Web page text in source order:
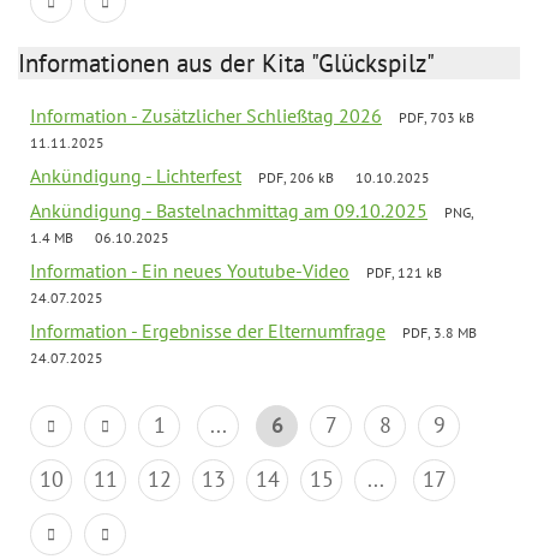
Informationen aus der Kita "Glückspilz"
Information - Zusätzlicher Schließtag 2026
PDF, 703 kB
11.11.2025
Ankündigung - Lichterfest PDF, 206 kB 10.10.2025
Ankündigung - Bastelnachmittag am 09.10.2025
PNG,
1.4 MB
06.10.2025
Information - Ein neues Youtube-Video
PDF, 121 kB
24.07.2025
Information - Ergebnisse der Elternumfrage
PDF, 3.8 MB
24.07.2025
1 ... 6 7 8
9
10
11 12 13 14 15 ... 17